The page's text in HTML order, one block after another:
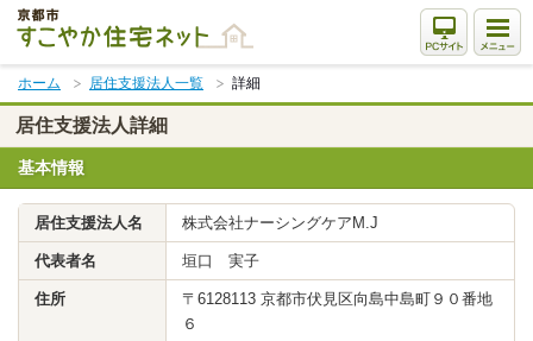
本
文
ま
で
ス
キ
ッ
ホーム 居住支援法人一覧 詳細
居住支援法人詳細
基本情報
居住支援法人名 株式会社ナーシングケアM.J
代表者名 垣口 実子
住所
〒6128113 京都市伏見区向島中島町９０番地
６